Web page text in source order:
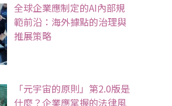
全球企業應制定的AI內部規
範前沿：海外據點的治理與
推展策略
「元宇宙的原則」第2.0版是
什麼？企業應掌握的法律風